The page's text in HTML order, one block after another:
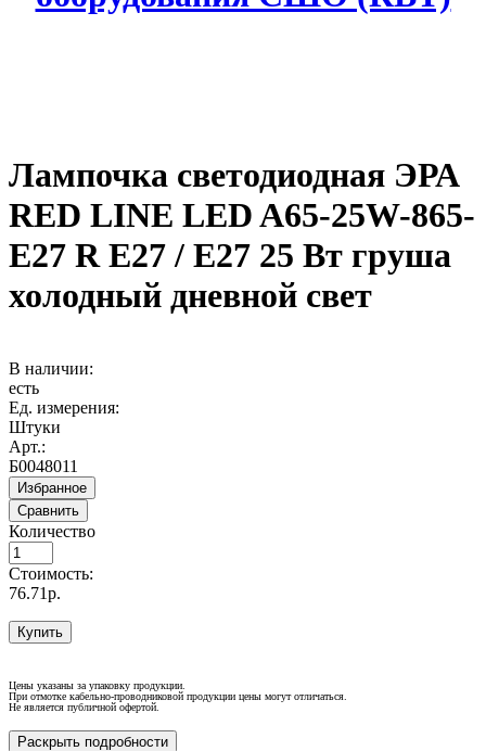
Лампочка светодиодная ЭРА
RED LINE LED A65-25W-865-
E27 R Е27 / E27 25 Вт груша
холодный дневной свет
В наличии:
есть
Ед. измерения:
Штуки
Арт.:
Б0048011
Избранное
Сравнить
Количество
Стоимость:
76.71р.
Купить
Цены указаны за упаковку продукции.
При отмотке кабельно-проводниковой продукции цены могут отличаться.
Не является публичной офертой.
Раскрыть подробности